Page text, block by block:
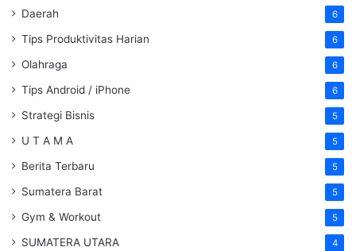
Daerah 6
Tips Produktivitas Harian 6
Olahraga 6
Tips Android / iPhone 6
Strategi Bisnis 5
U T A M A 5
Berita Terbaru 5
Sumatera Barat 5
Gym & Workout 5
SUMATERA UTARA 4